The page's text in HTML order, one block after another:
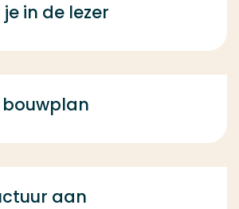
in de lezer
aan